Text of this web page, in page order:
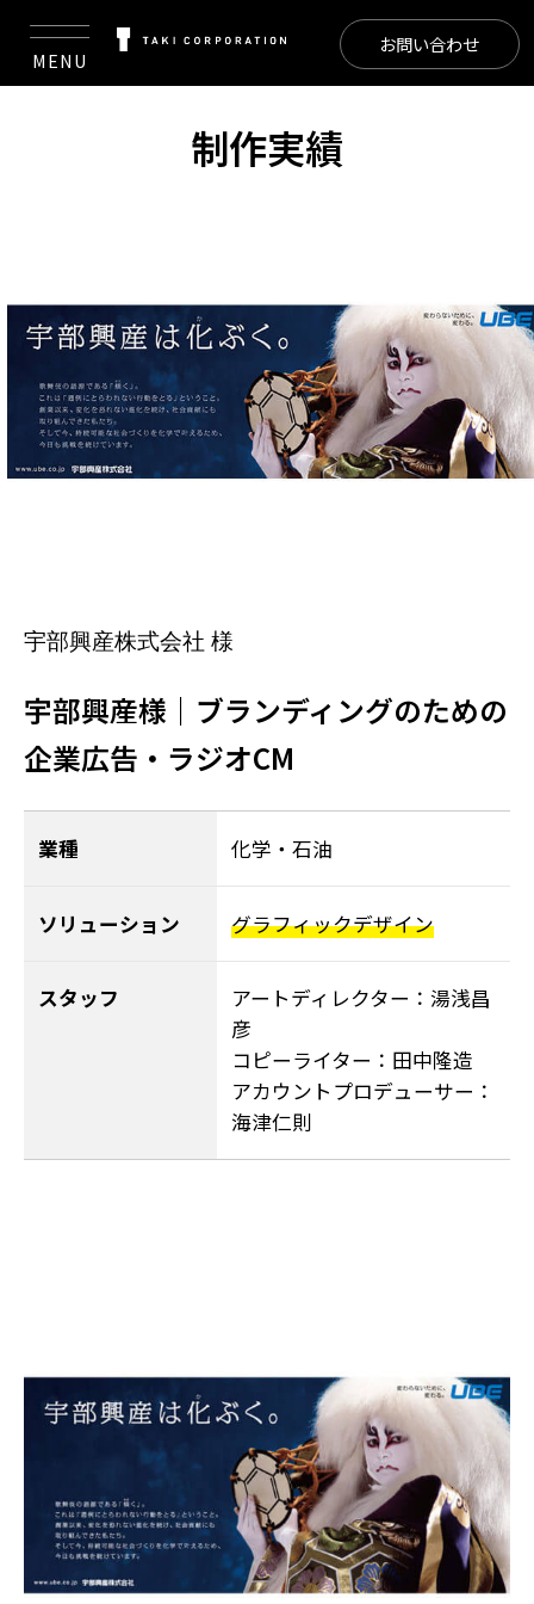
MENU
お問い合わせ
制作実績
宇部興産株式会社 様
宇部興産様｜ブランディングのための
企業広告・ラジオCM
業種 化学・石油
ソリューション グラフィックデザイン
スタッフ
アートディレクター：湯浅昌
彦
コピーライター：田中隆造
アカウントプロデューサー：
海津仁則